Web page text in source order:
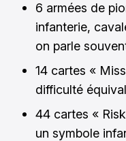
6 armées de
infanterie,
on parle
14 cartes «
difficulté
44 cartes «
un symbole